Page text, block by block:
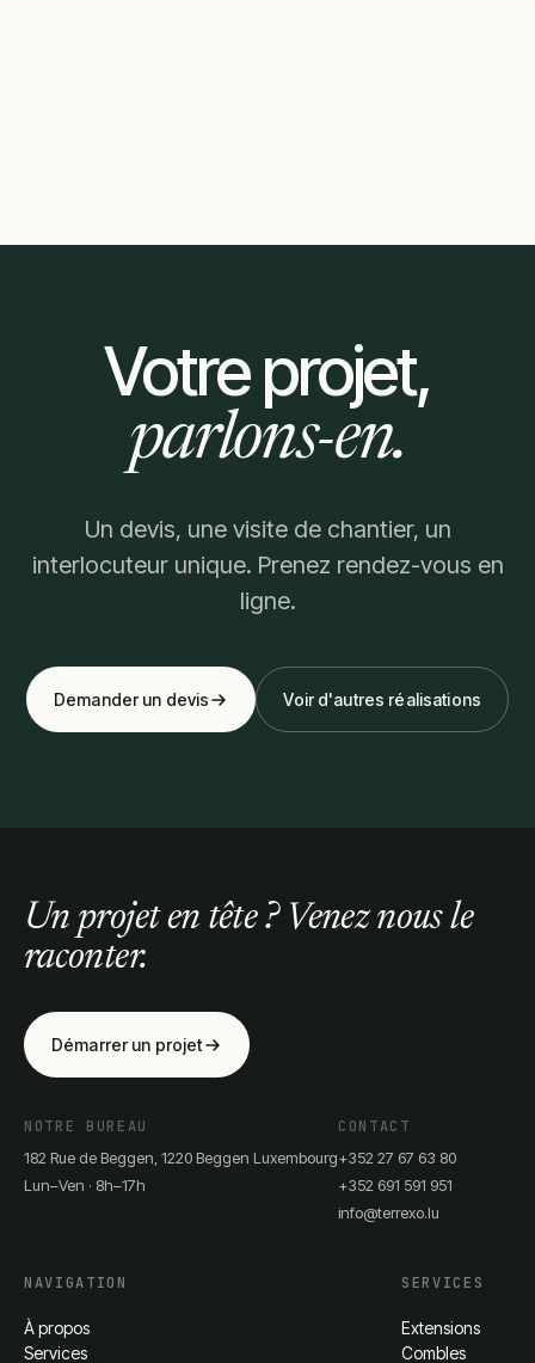
Votre projet,
parlons-en.
Un devis, une visite de chantier, un
interlocuteur unique. Prenez rendez-vous en
ligne.
Demander un devis Voir d'autres réalisations
Un projet en tête ? Venez nous le
raconter.
Démarrer un projet
NOTRE BUREAU
182 Rue de Beggen, 1220 Beggen Luxembourg
Lun–Ven · 8h–17h
CONTACT
+352 27 67 63 80
+352 691 591 951
info@terrexo.lu
NAVIGATION
À propos
Services
SERVICES
Extensions
Combles